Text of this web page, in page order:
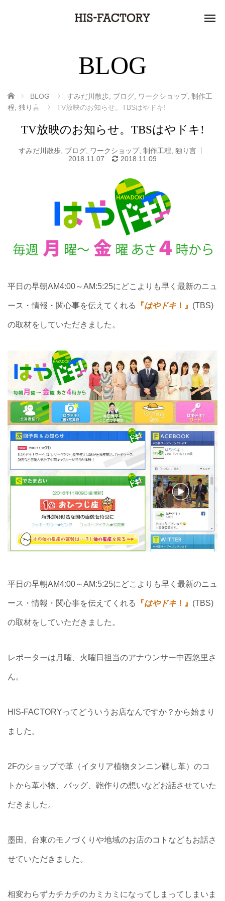
BLOG
ホーム BLOG すみだ川散歩 ブログ ワークショップ, 制作工
程 独り言 TV放映のお知らせ。TBSはやドキ!
TV放映のお知らせ。TBSはやドキ!
すみだ川散歩, ブログ, ワークショップ, 制作工程 独り言
2018.11.07
2018.11.09
平日の早朝AM4:00～AM:5:25にどこよりも早く最新のニュ
ース・情報・関心事を伝えてくれる 『はやドキ ！』 (TBS)
の取材をしていただきました。
平日の早朝AM4:00～AM:5:25にどこよりも早く最新のニュ
ース・情報・関心事を伝えてくれる 『 はやドキ ！』 (TBS)
の取材をしていただきました。
レポーターは月曜、火曜日担当のアナウンサー中西悠里さ
ん。
HIS-FACTORYってどういうお店なんですか？から始まり
ました。
2Fのショップで革（イタリア植物タンニン鞣し革）のコ
トから革小物、バッグ、鞄作りの想いなどお話させていた
だきました。
墨田、台東のモノづくりや地域のお店のコトなどもお話さ
せていただきました。
相変わらずカチカチのカミカミになってしまってしまいま